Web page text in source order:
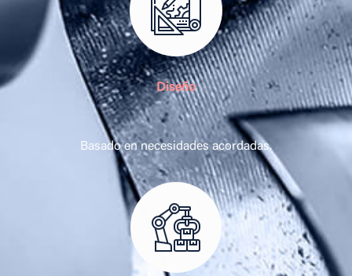
Diseño
Basado en necesidades acordadas.